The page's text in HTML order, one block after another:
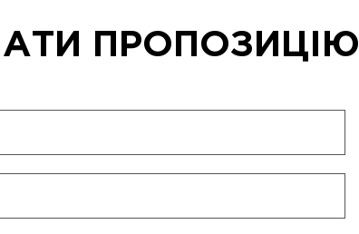
ПРОПОЗИЦІЮ